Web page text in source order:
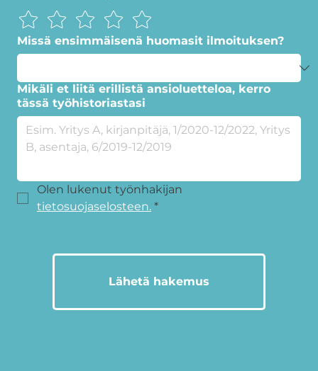
Missä ensimmäisenä huomasit ilmoituksen?
Mikäli et liitä erillistä ansioluetteloa, kerro
tässä työhistoriastasi
tietosuojaselosteen. *
Lähetä hakemus